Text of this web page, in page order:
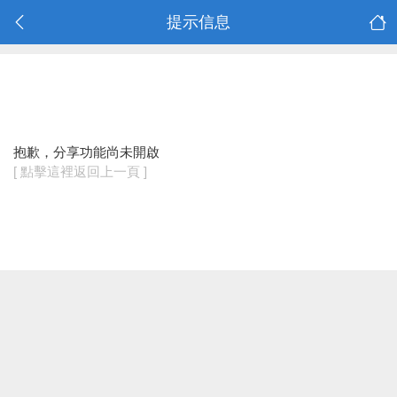
提示信息
抱歉，分享功能尚未開啟
[ 點擊這裡返回上一頁 ]